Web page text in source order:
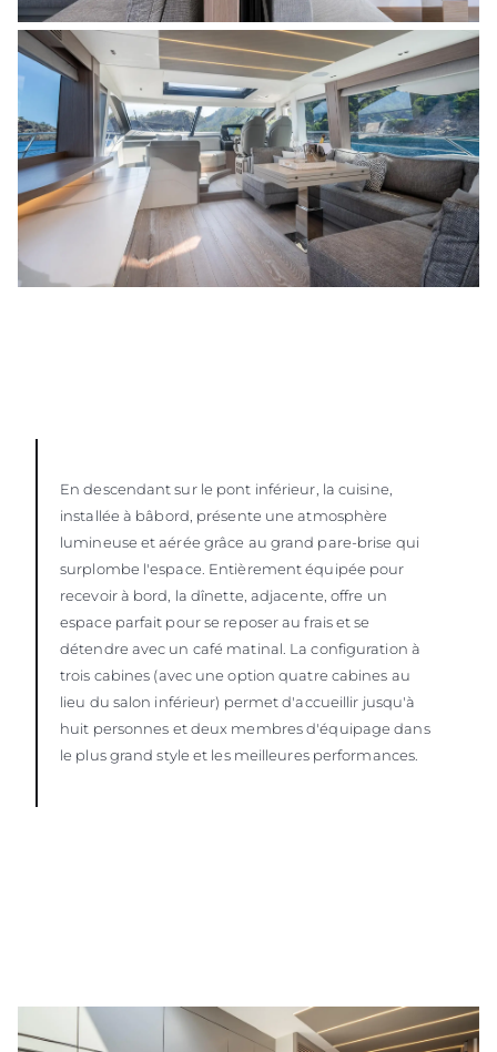
En descendant sur le pont inférieur, la cuisine,
installée à bâbord, présente une atmosphère
lumineuse et aérée grâce au grand pare-brise qui
surplombe l'espace. Entièrement équipée pour
recevoir à bord, la dînette, adjacente, offre un
espace parfait pour se reposer au frais et se
détendre avec un café matinal. La configuration à
trois cabines (avec une option quatre cabines au
lieu du salon inférieur) permet d'accueillir jusqu'à
huit personnes et deux membres d'équipage dans
le plus grand style et les meilleures performances.